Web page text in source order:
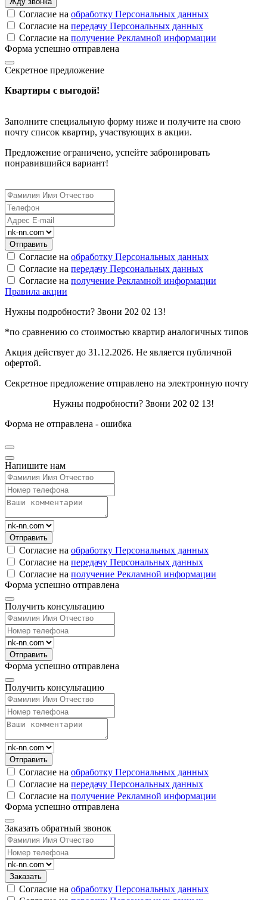
Согласие на обработку Персональных данных
Согласие на передачу Персональных данных
Согласие на получение Рекламной информации
Форма успешно отправлена
Секретное предложение
Квартиры с выгодой!
Заполните специальную форму ниже и получите на свою
почту список квартир, участвующих в акции.
Предложение ограничено, успейте забронировать
понравившийся вариант!
Согласие на обработку Персональных данных
Согласие на передачу Персональных данных
Согласие на получение Рекламной информации
Правила акции
Нужны подробности? Звони 202 02 13!
*по сравнению со стоимостью квартир аналогичных типов
Акция действует до 31.12.2026. Не является публичной
офертой.
Секретное предложение отправлено на электронную почту
Нужны подробности? Звони 202 02 13!
Форма не отправлена - ошибка
Напишите нам
Согласие на обработку Персональных данных
Согласие на передачу Персональных данных
Согласие на получение Рекламной информации
Форма успешно отправлена
Получить консультацию
Форма успешно отправлена
Получить консультацию
Согласие на обработку Персональных данных
Согласие на передачу Персональных данных
Согласие на получение Рекламной информации
Форма успешно отправлена
Заказать обратный звонок
Согласие на обработку Персональных данных